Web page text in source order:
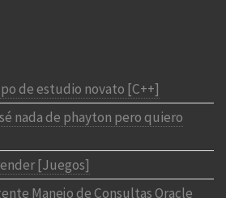
de estudio novato [C++]
nada de phayton pero quiero
[Juegos]
Manejo de Consultas Oracle